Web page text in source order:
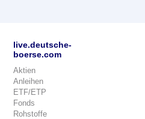
live.deutsche-
boerse.com
Aktien
Anleihen
ETF/ETP
Fonds
Rohstoffe